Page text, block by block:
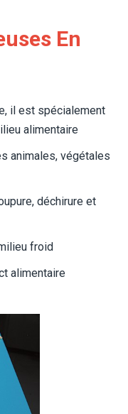
En
il est spécialement
alimentaire
animales, végétales
déchirure et
froid
alimentaire